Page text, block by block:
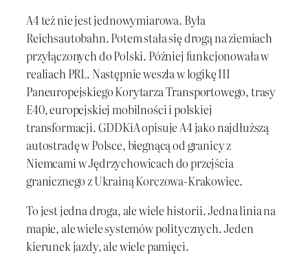
A4 też nie jest jednowymiarowa. Była
Reichsautobahn. Potem stała się drogą na ziemiach
przyłączonych do Polski. Później funkcjonowała w
realiach PRL. Następnie weszła w logikę III
Paneuropejskiego Korytarza Transportowego, trasy
E40, europejskiej mobilności i polskiej
transformacji. GDDKiA opisuje A4 jako najdłuższą
autostradę w Polsce, biegnącą od granicy z
Niemcami w Jędrzychowicach do przejścia
granicznego z Ukrainą Korczowa-Krakowiec.
To jest jedna droga, ale wiele historii. Jedna linia na
mapie, ale wiele systemów politycznych. Jeden
kierunek jazdy, ale wiele pamięci.